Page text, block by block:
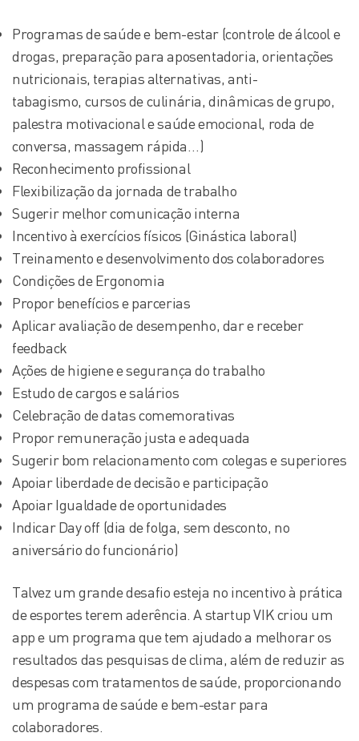
Programas de saúde e bem-estar (controle de álcool e
drogas, preparação para aposentadoria, orientações
nutricionais, terapias alternativas, anti-
tabagismo, cursos de culinária, dinâmicas de grupo,
palestra motivacional e saúde emocional, roda de
conversa, massagem rápida…)
Reconhecimento profissional
Flexibilização da jornada de trabalho
Sugerir melhor comunicação interna
Incentivo à exercícios físicos (Ginástica laboral)
Treinamento e desenvolvimento dos colaboradores
Condições de Ergonomia
Propor benefícios e parcerias
Aplicar avaliação de desempenho, dar e receber
feedback
Ações de higiene e segurança do trabalho
Estudo de cargos e salários
Celebração de datas comemorativas
Propor remuneração justa e adequada
Sugerir bom relacionamento com colegas e superiores
Apoiar liberdade de decisão e participação
Apoiar Igualdade de oportunidades
Indicar Day off (dia de folga, sem desconto, no
aniversário do funcionário)
Talvez um grande desafio esteja no incentivo à prática
de esportes terem aderência. A startup VIK criou um
app e um programa que tem ajudado a melhorar os
resultados das pesquisas de clima, além de reduzir as
despesas com tratamentos de saúde, proporcionando
um programa de saúde e bem-estar para
colaboradores.